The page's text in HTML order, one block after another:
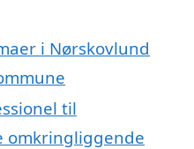
i Nørskovlund
til
omkringliggende